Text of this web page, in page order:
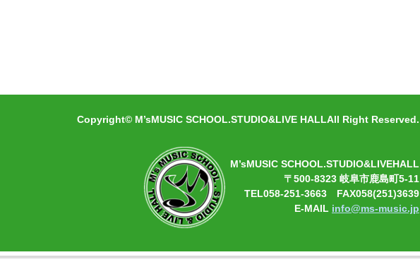
Copyright© M’sMUSIC SCHOOL.STUDIO&LIVE HALLAll Right Reserved.
M’sMUSIC SCHOOL.STUDIO&LIVEHALL
〒500-8323 岐阜市鹿島町5-11
TEL058-251-3663 FAX058(251)3639
E-MAIL info@ms-music.jp